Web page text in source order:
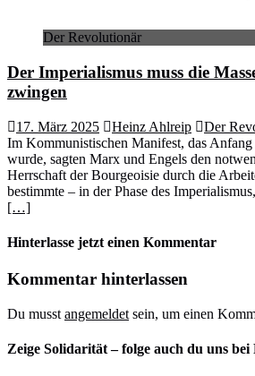
Der Revolutionär
Der Imperialismus muss die
zwingen
17. März 2025 Heinz Ahlreip Der
Im Kommunistischen Manifest, das
wurde, sagten Marx und Engels den
Herrschaft der Bourgeoisie durch die
bestimmte – in der Phase des
[…]
Hinterlasse jetzt einen Kommentar
Kommentar hinterlassen
Du musst angemeldet sein, um einen
Zeige Solidarität – folge auch du uns bei